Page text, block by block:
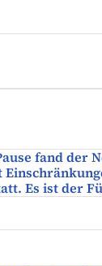
fand der
Es ist der